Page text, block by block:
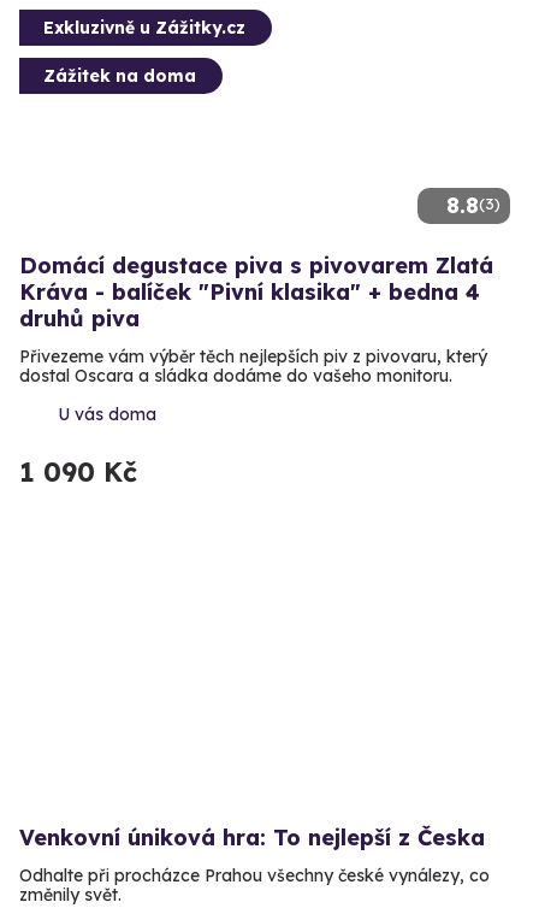
8.8(3)
Exkluzivně u Zážitky.cz
Zážitek na doma
Domácí degustace piva s pivovarem Zlatá
Kráva - balíček "Pivní klasika" + bedna 4
druhů piva
Přivezeme vám výběr těch nejlepších piv z pivovaru, který
dostal Oscara a sládka dodáme do vašeho monitoru.
U vás doma
1 090 Kč
Venkovní úniková hra: To nejlepší z Česka
Odhalte při procházce Prahou všechny české vynálezy, co
změnily svět.